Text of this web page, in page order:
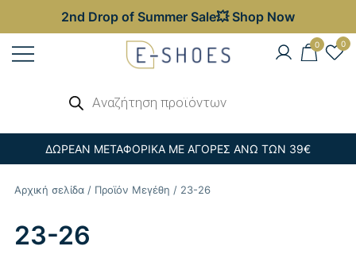
2nd Drop of Summer Sale💥 Shop Now
Παπούτσια – Επώνυμες Τσάντες στις
0 0
προϊόντων
ΔΩΡΕΑΝ ΜΕΤΑΦΟΡΙΚΑ ΜΕ ΑΓΟΡΕΣ ΑΝΩ ΤΩΝ 39€
Αρχική σελίδα / Προϊόν Μεγέθη / 23-26
23-26